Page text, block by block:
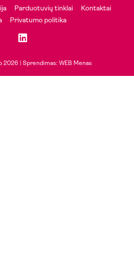
Parduotuvių tinklai
Kontaktai
Privatumo politika
2026 | Sprendimas: WEB Menas